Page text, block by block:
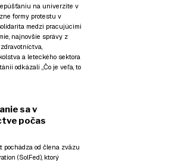
na univerzite v
formy protestu v
medzi pracujúcimi
najnovšie správy z
a leteckého sektora
odkázali „Čo je veľa, to
sa v
počas
pochádza od člena zväzu
(SolFed), ktorý